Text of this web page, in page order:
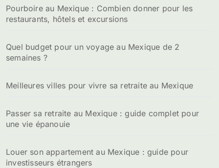
e
r
Pourboire au Mexique : Combien donner pour les
restaurants, hôtels et excursions
Quel budget pour un voyage au Mexique de 2
semaines ?
Meilleures villes pour vivre sa retraite au Mexique
Passer sa retraite au Mexique : guide complet pour
une vie épanouie
Louer son appartement au Mexique : guide pour
investisseurs étrangers